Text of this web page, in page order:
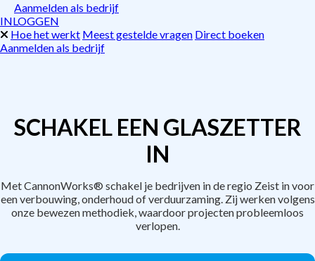
Aanmelden als bedrijf
INLOGGEN
Hoe het werkt Meest gestelde vragen Direct boeken
Aanmelden als bedrijf
SCHAKEL EEN GLASZETTER
IN
Met CannonWorks® schakel je bedrijven in de regio Zeist in voor
een verbouwing, onderhoud of verduurzaming. Zij werken volgens
onze bewezen methodiek, waardoor projecten probleemloos
verlopen.